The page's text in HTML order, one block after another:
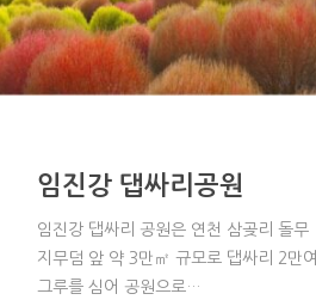
임진강 댑싸리공원
임진강 댑싸리 공원은 연천 삼곶리 돌무
지무덤 앞 약 3만㎡ 규모로 댑싸리 2만여
그루를 심어 공원으로…